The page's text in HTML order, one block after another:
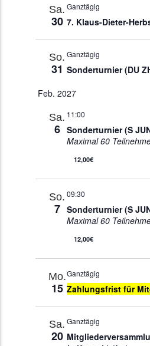
Sa.
30
Ganztägig
7. Klaus-Dieter-
So.
31
Ganztägig
Sonderturnier (DU
Feb. 2027
Sa.
6
11:00
Sonderturnier (S
Maximal 60
12,00€
So.
7
09:30
Sonderturnier (S
Maximal 60
12,00€
Mo.
15
Ganztägig
Zahlungsfrist für
Sa.
20
Ganztägig